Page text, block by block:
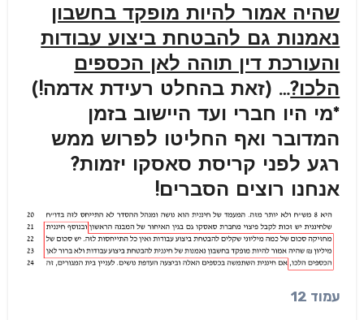
שהיה אמור להיות מופקד בחשבון
נאמנות גם להבטחת ביצוע עבודות
והעורכת דין תוהה לאן הכספים
הלכו?… (זאת בהחלט רעידת אדמה!)
*מי היו חברי ועד היישוב בזמן
המדובר ואף החליטו לפרוש ממש
רגע לפני קריסת סאסקו יזמות?
אנחנו רוצים הסברים!
עמוד 12